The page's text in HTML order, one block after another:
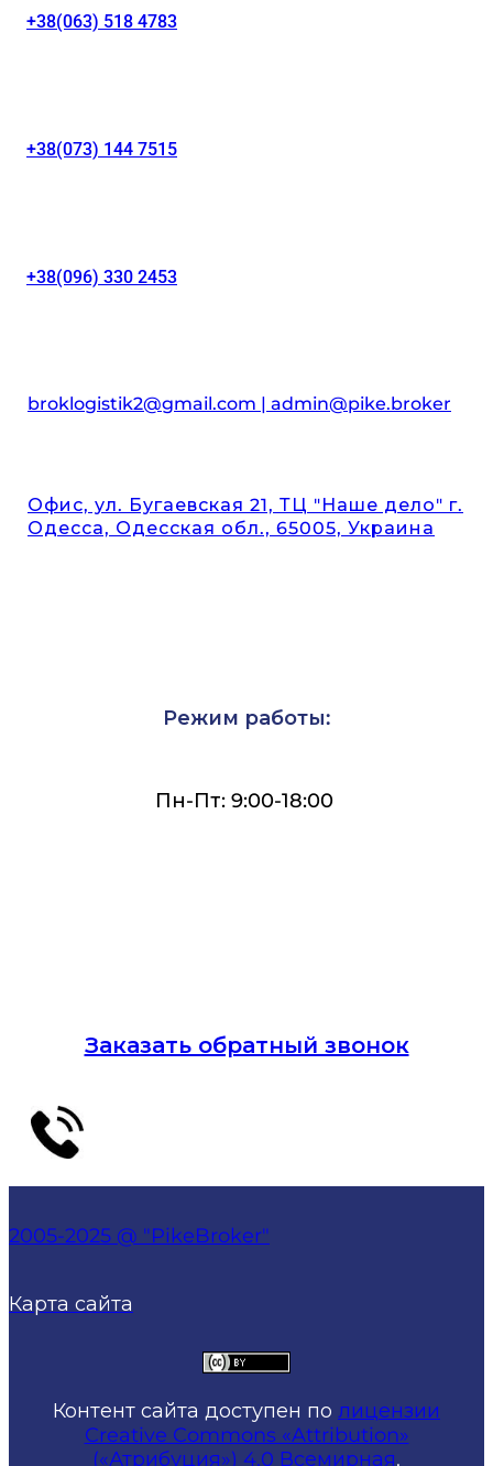
+38(063) 518 4783
+38(073) 144 7515
+38(096) 330 2453
broklogistik2@gmail.com | admin@pike.broker
Офис, ул. Бугаевская 21, ТЦ "Наше дело" г.
Одесса, Одесская обл., 65005, Украина
Режим работы:
Пн-Пт: 9:00-18:00
Заказать обратный звонок
2005-2025 @ "PikeBroker"
Карта сайта
Контент сайта доступен по лицензии
Creative Commons «Attribution»
(«Атрибуция») 4.0 Всемирная.